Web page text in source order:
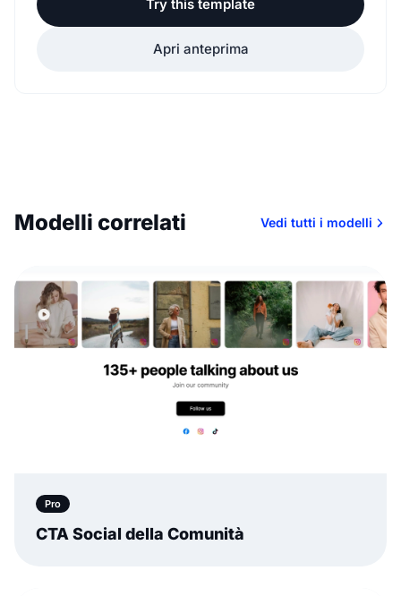
Try this template
Apri anteprima
Modelli correlati Vedi tutti i modelli
Pro
CTA Social della Comunità